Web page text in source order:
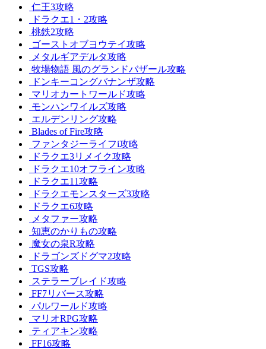
仁王3攻略
ドラクエ1・2攻略
桃鉄2攻略
ゴーストオブヨウテイ攻略
メタルギアデルタ攻略
牧場物語 風のグランドバザール攻略
ドンキーコングバナンザ攻略
マリオカートワールド攻略
モンハンワイルズ攻略
エルデンリング攻略
Blades of Fire攻略
ファンタジーライフi攻略
ドラクエ3リメイク攻略
ドラクエ10オフライン攻略
ドラクエ11攻略
ドラクエモンスターズ3攻略
ドラクエ6攻略
メタファー攻略
知恵のかりもの攻略
魔女の泉R攻略
ドラゴンズドグマ2攻略
TGS攻略
ステラーブレイド攻略
FF7リバース攻略
パルワールド攻略
マリオRPG攻略
ティアキン攻略
FF16攻略